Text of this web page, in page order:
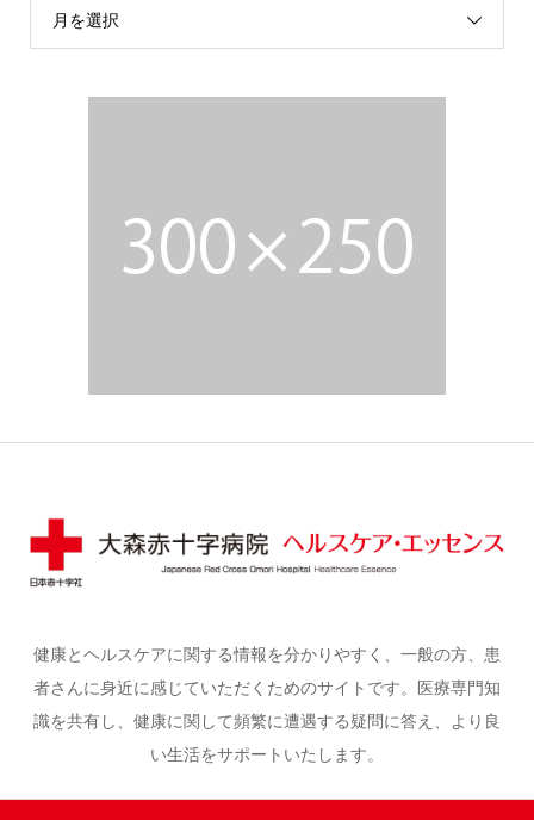
月を選択
健康とヘルスケアに関する情報を分かりやすく、一般の方、患
者さんに身近に感じていただくためのサイトです。医療専門知
識を共有し、健康に関して頻繁に遭遇する疑問に答え、より良
い生活をサポートいたします。